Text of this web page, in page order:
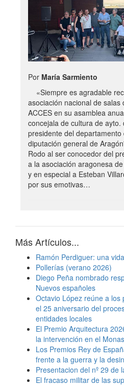
Por María Sarmiento
«Siempre es agradable
asociación nacional de salas
ACCES en su asamblea
concejala de cultura de ayto.
presidente del
diputación general de
Rodo al ser conocedor del
a la asociación aragonesa
y en especial a Esteban
por sus emotivas…
Más Artículos...
Ramón Perdiguer: una
Pollerías (verano 2026)
Diego Peña nombrado
Nuevos españoles
Octavio López reúne a los
el 25 aniversario del
entidades locales
El Premio Arquitectura
la intervención en el
Los Premios Rey de
frente a la guerra y la
Presentacion del nº 29 de
El fracaso militar de las